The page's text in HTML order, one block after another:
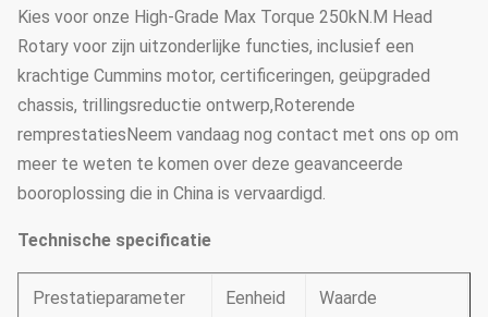
Kies voor onze High-Grade Max Torque 250kN.M Head
Rotary voor zijn uitzonderlijke functies, inclusief een
krachtige Cummins motor, certificeringen, geüpgraded
chassis, trillingsreductie ontwerp,Roterende
remprestatiesNeem vandaag nog contact met ons op om
meer te weten te komen over deze geavanceerde
booroplossing die in China is vervaardigd.
Technische specificatie
Prestatieparameter Eenheid Waarde